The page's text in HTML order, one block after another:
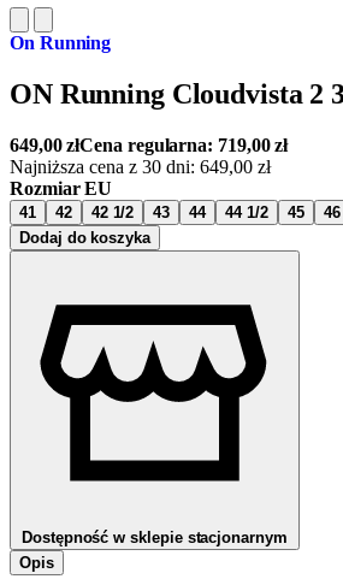
On Running
ON Running Cloudvista 2
649,00złCena regularna: 719,00zł
Najniższa cena z 30 dni: 649,00 zł
Rozmiar EU
41 42 42 1/2 43 44 44 1/2 45
46
Dodaj do koszyka
Dostępność w sklepie stacjonarnym
Opis